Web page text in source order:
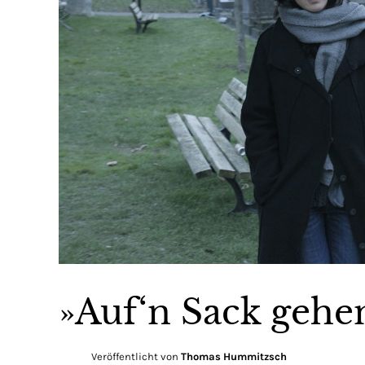
»Auf‘n Sack
Veröffentlicht von Thomas Hummitzsch